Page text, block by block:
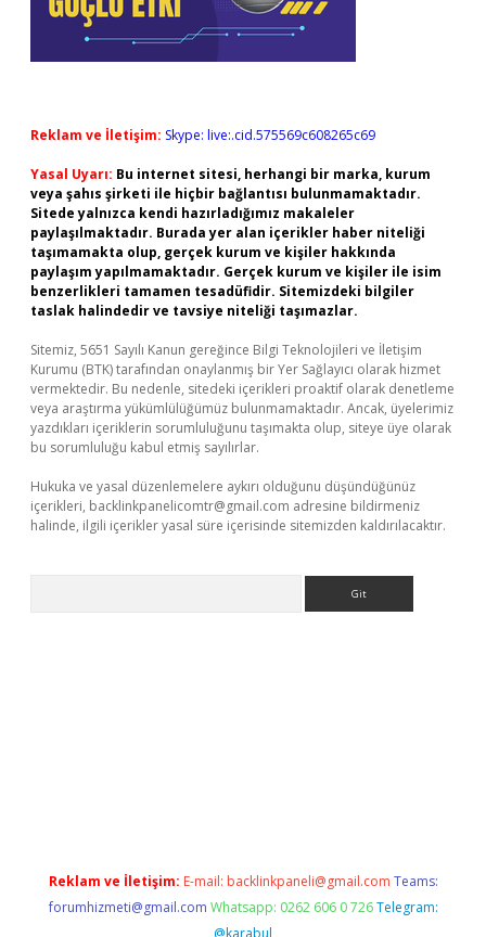
Reklam ve İletişim: Skype: live:.cid.575569c608265c69
Yasal Uyarı: Bu internet sitesi, herhangi bir marka, kurum
veya şahıs şirketi ile hiçbir bağlantısı bulunmamaktadır.
Sitede yalnızca kendi hazırladığımız makaleler
paylaşılmaktadır. Burada yer alan içerikler haber niteliği
taşımamakta olup, gerçek kurum ve kişiler hakkında
paylaşım yapılmamaktadır. Gerçek kurum ve kişiler ile isim
benzerlikleri tamamen tesadüfidir. Sitemizdeki bilgiler
taslak halindedir ve tavsiye niteliği taşımazlar.
Sitemiz, 5651 Sayılı Kanun gereğince Bilgi Teknolojileri ve İletişim
Kurumu (BTK) tarafından onaylanmış bir Yer Sağlayıcı olarak hizmet
vermektedir. Bu nedenle, sitedeki içerikleri proaktif olarak denetleme
veya araştırma yükümlülüğümüz bulunmamaktadır. Ancak, üyelerimiz
yazdıkları içeriklerin sorumluluğunu taşımakta olup, siteye üye olarak
bu sorumluluğu kabul etmiş sayılırlar.
Hukuka ve yasal düzenlemelere aykırı olduğunu düşündüğünüz
içerikleri, backlinkpanelicomtr@gmail.com adresine bildirmeniz
halinde, ilgili içerikler yasal süre içerisinde sitemizden kaldırılacaktır.
Reklam ve İletişim: E-mail: backlinkpaneli@gmail.com Teams:
forumhizmeti@gmail.com Whatsapp: 0262 606 0 726 Telegram:
@karabul